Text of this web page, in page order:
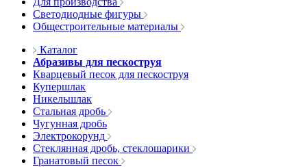
Светодиодные фигуры
Общестроительные материалы
Каталог
Абразивы для пескоструя
Кварцевый песок для пескоструя
Купершлак
Никельшлак
Стальная дробь
Чугунная дробь
Электрокорунд
Стеклянная дробь, стеклошарики
Гранатовый песок